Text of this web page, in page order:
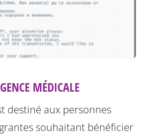
MÉDICALE
destiné aux personnes
souhaitant bénéficier